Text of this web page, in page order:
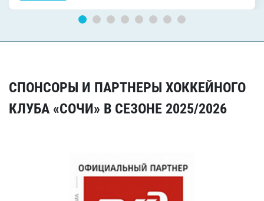
СПОНСОРЫ И ПАРТНЕРЫ ХОККЕЙНОГО
КЛУБА «СОЧИ» В СЕЗОНЕ 2025/2026